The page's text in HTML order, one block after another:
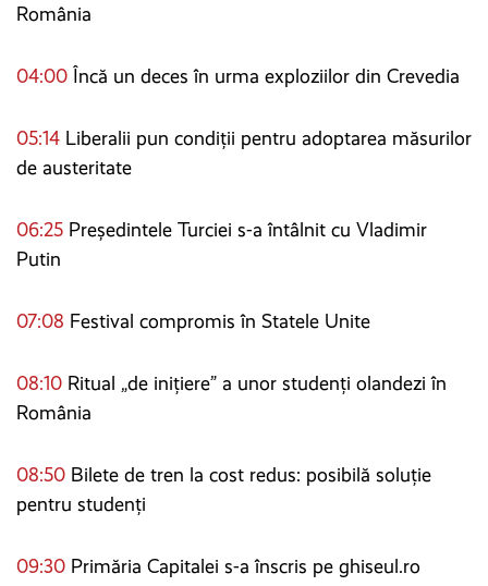
România
04:00 Încă un deces în urma exploziilor din Crevedia
05:14 Liberalii pun condiții pentru adoptarea măsurilor
de austeritate
06:25 Președintele Turciei s-a întâlnit cu Vladimir
Putin
07:08 Festival compromis în Statele Unite
08:10 Ritual „de inițiere” a unor studenți olandezi în
România
08:50 Bilete de tren la cost redus: posibilă soluție
pentru studenți
09:30 Primăria Capitalei s-a înscris pe ghiseul.ro